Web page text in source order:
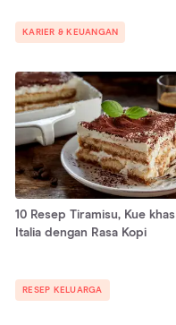
KARIER & KEUANGAN
10 Resep Tiramisu, Kue khas
Italia dengan Rasa Kopi
RESEP KELUARGA